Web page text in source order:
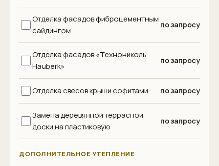
Отделка фасадов фиброцементным
сайдингом
по запросу
Отделка фасадов «Технониколь
Hauberk»
по запросу
Отделка свесов крыши софитами по запросу
Замена деревянной террасной
доски на пластиковую
по запросу
ДОПОЛНИТЕЛЬНОЕ УТЕПЛЕНИЕ